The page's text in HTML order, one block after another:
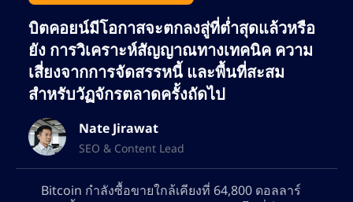
บล็อกเชน และการตลาดที่ขับเคลื่อนด้วยข้อมูล
เนทยังคงขยายขอบเขตในวงการ SEO อย่างต่อ
เนื่อง ช่วยให้แบรนด์ต่างๆ เพิ่มการมองเห็นทาง
ออนไลน์ให้สูงสุด และดึงดูดกลุ่มลูกค้าที่ภักดีทั้ง
เทรดเดอร์และนักลงทุน
บิตคอยน์มีโอกาสจะตกลงสู่ที่ต่ำสุดแล้วหรือ
ยัง การวิเคราะห์สัญญาณทางเทคนิค ความ
เสี่ยงจากการจัดสรรหนี้ และพื้นที่สะสม
สำหรับวัฏจักรตลาดครั้งถัดไป
Nate Jirawat
SEO & Content Lead
Bitcoin กำลังซื้อขายใกล้เคียงที่ 64,800 ดอลลาร์